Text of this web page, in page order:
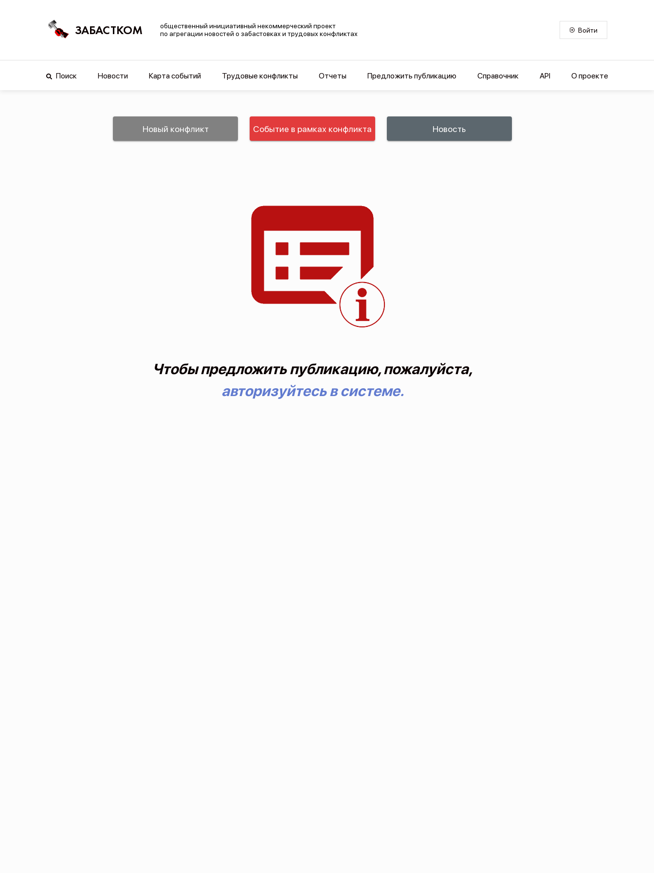
ЗАБАСТКОМ
общественный инициативный некоммерческий проект
по агрегации новостей о забастовках и трудовых конфликтах
Войти
Поиск Новости Карта событий Трудовые конфликты Отчеты Предложить публикацию Справочник API О проекте
Новый конфликт Событие в рамках конфликта Новость
Чтобы предложить публикацию, пожалуйста,
авторизуйтесь в системе.